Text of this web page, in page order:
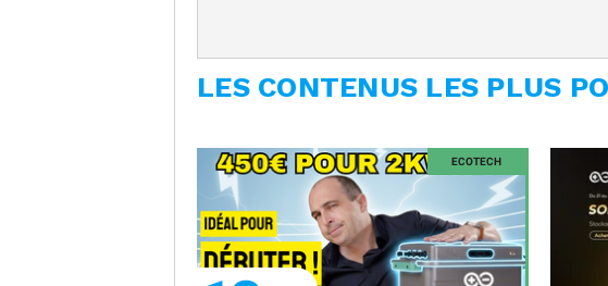
LES CONTENUS LES PLUS